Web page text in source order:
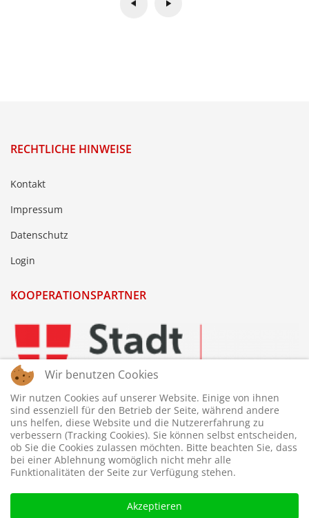
RECHTLICHE HINWEISE
Kontakt
Impressum
Datenschutz
Login
KOOPERATIONSPARTNER
Wir benutzen Cookies
Wir nutzen Cookies auf unserer Website. Einige von ihnen
sind essenziell für den Betrieb der Seite, während andere
uns helfen, diese Website und die Nutzererfahrung zu
verbessern (Tracking Cookies). Sie können selbst entscheiden,
ob Sie die Cookies zulassen möchten. Bitte beachten Sie, dass
bei einer Ablehnung womöglich nicht mehr alle
Funktionalitäten der Seite zur Verfügung stehen.
Akzeptieren